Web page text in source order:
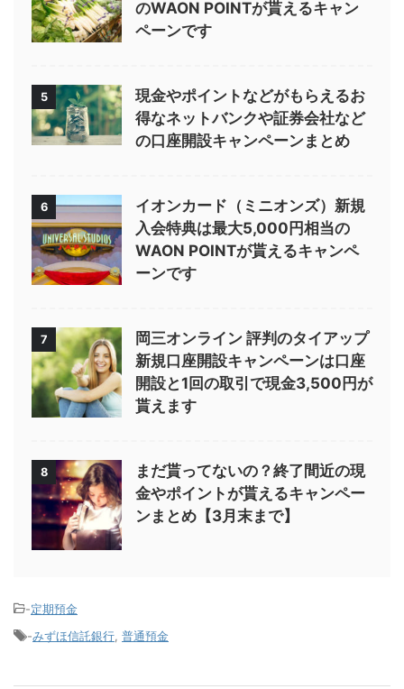
のWAON POINTが貰えるキャン
ペーンです
5
現金やポイントなどがもらえるお
得なネットバンクや証券会社など
の口座開設キャンペーンまとめ
6
イオンカード（ミニオンズ）新規
入会特典は最大5,000円相当の
WAON POINTが貰えるキャンペ
ーンです
7
岡三オンライン 評判のタイアップ
新規口座開設キャンペーンは口座
開設と1回の取引で現金3,500円が
貰えます
8
まだ貰ってないの？終了間近の現
金やポイントが貰えるキャンペー
ンまとめ【3月末まで】
-定期預金
-みずほ信託銀行, 普通預金